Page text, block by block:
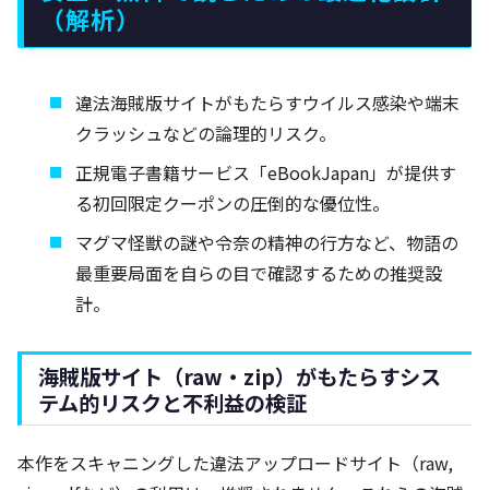
（解析）
違法海賊版サイトがもたらすウイルス感染や端末
クラッシュなどの論理的リスク。
正規電子書籍サービス「eBookJapan」が提供す
る初回限定クーポンの圧倒的な優位性。
マグマ怪獣の謎や令奈の精神の行方など、物語の
最重要局面を自らの目で確認するための推奨設
計。
海賊版サイト（raw・zip）がもたらすシス
テム的リスクと不利益の検証
本作をスキャニングした違法アップロードサイト（raw,